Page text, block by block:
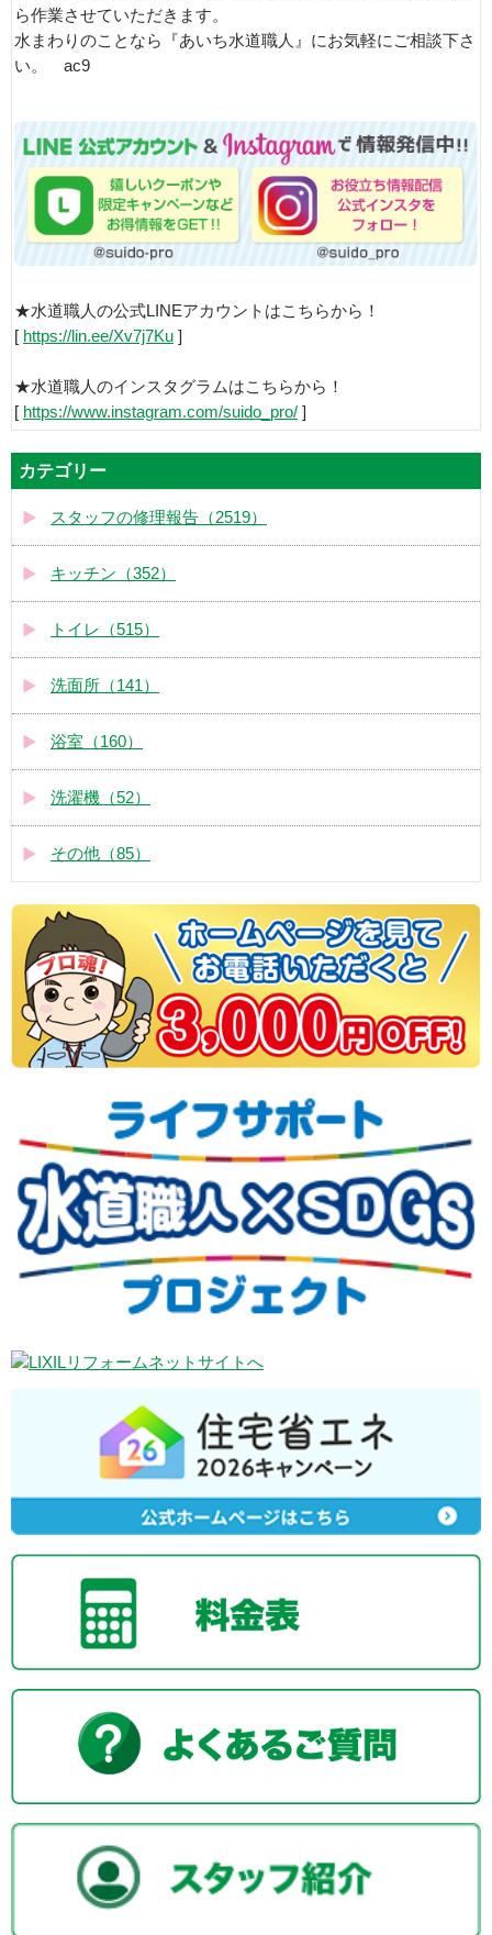
ら作業させていただきます。
水まわりのことなら『あいち水道職人』にお気軽にご相談下さ
い。 ac9
★水道職人の公式LINEアカウントはこちらから！
[ https://lin.ee/Xv7j7Ku ]
★水道職人のインスタグラムはこちらから！
[ https://www.instagram.com/suido_pro/ ]
カテゴリー
スタッフの修理報告（2519）
キッチン（352）
トイレ（515）
洗面所（141）
浴室（160）
洗濯機（52）
その他（85）